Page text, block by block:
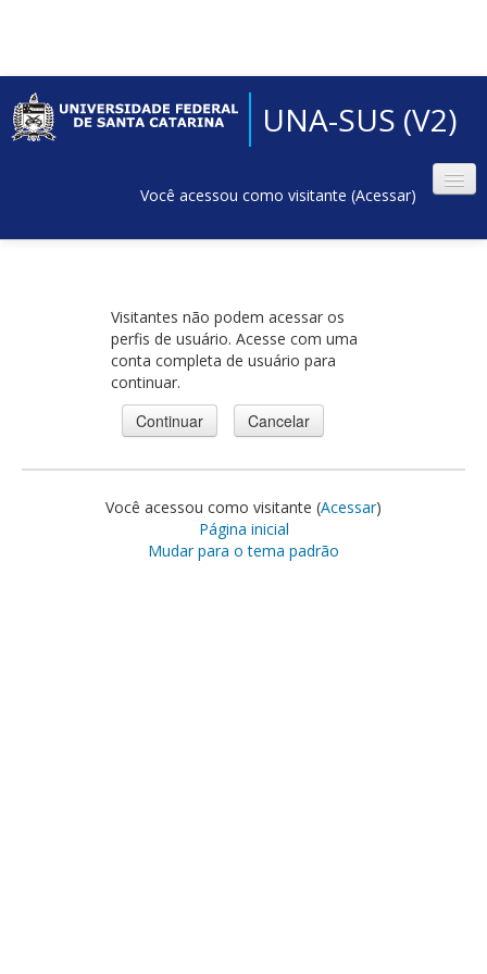
UNA-SUS (V2)
Você acessou como visitante (Acessar)
Visitantes não podem acessar os
perfis de usuário. Acesse com uma
conta completa de usuário para
continuar.
Você acessou como visitante (Acessar)
Página inicial
Mudar para o tema padrão